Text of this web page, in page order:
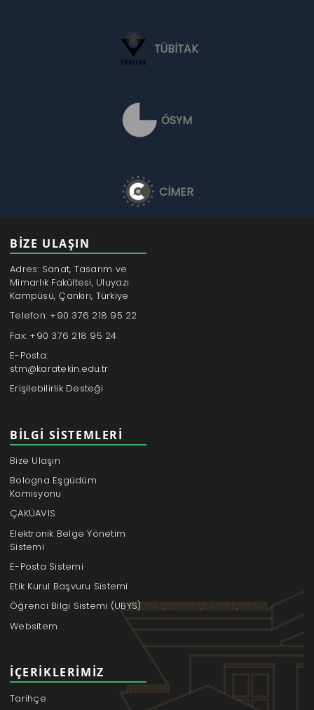
TÜBİTAK
ÖSYM
CİMER
BİZE ULAŞIN
Adres: Sanat, Tasarım ve
Mimarlık Fakültesi, Uluyazı
Kampüsü, Çankırı, Türkiye
Telefon: +90 376 218 95 22
Fax: +90 376 218 95 24
E-Posta:
stm@karatekin.edu.tr
Erişilebilirlik Desteği
BILGI SISTEMLERI
Bize Ulaşın
Bologna Eşgüdüm
Komisyonu
ÇAKÜAVİS
Elektronik Belge Yönetim
Sistemi
E-Posta Sistemi
Etik Kurul Başvuru Sistemi
Öğrenci Bilgi Sistemi (UBYS)
Websitem
İÇERIKLERIMIZ
Tarihçe